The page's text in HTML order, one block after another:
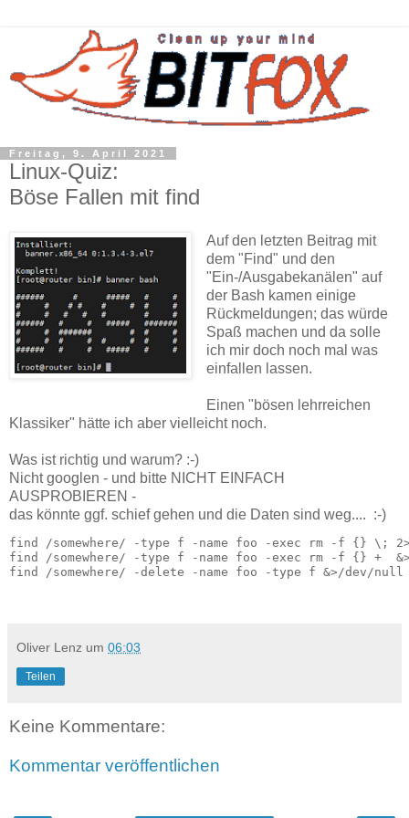
Freitag, 9. April 2021
Linux-Quiz:
Böse Fallen mit find
Auf den letzten Beitrag mit
dem "Find" und den
"Ein-/Ausgabekanälen" auf
der Bash kamen einige
Rückmeldungen; das würde
Spaß machen und da solle
ich mir doch noch mal was
einfallen lassen.
Einen "bösen lehrreichen
Klassiker" hätte ich aber vielleicht noch.
Was ist richtig und warum? :-)
Nicht googlen - und bitte NICHT EINFACH
AUSPROBIEREN -
das könnte ggf. schief gehen und die Daten sind weg.... :-)
find /somewhere/ -type f -name foo -exec rm -f {} \;
find /somewhere/ -type f -name foo -exec rm -f {} +
find /somewhere/ -delete -name foo -type f &>/dev/null
Oliver Lenz um 06:03
Teilen
Keine Kommentare:
Kommentar veröffentlichen